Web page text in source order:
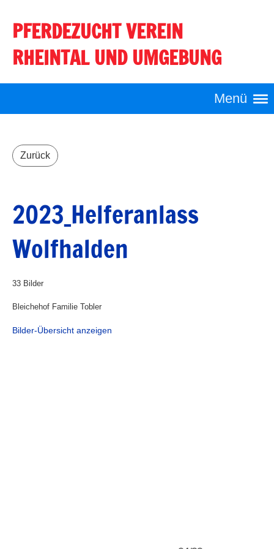
PFERDEZUCHT VEREIN
RHEINTAL UND UMGEBUNG
Menü
Zurück
2023_Helferanlass
Wolfhalden
33 Bilder
Bleichehof Familie Tobler
Bilder-Übersicht anzeigen